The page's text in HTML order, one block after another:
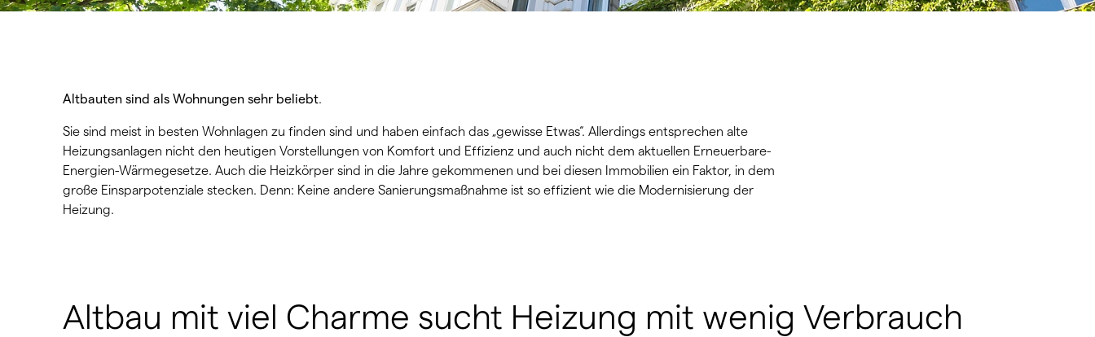
Altbauten sind als Wohnungen sehr beliebt.
Sie sind meist in besten Wohnlagen zu finden sind und haben einfach das „gewisse Etwas“. Allerdings entsprechen alte
Heizungsanlagen nicht den heutigen Vorstellungen von Komfort und Effizienz und auch nicht dem aktuellen Erneuerbare-
Energien-Wärmegesetze. Auch die Heizkörper sind in die Jahre gekommenen und bei diesen Immobilien ein Faktor, in dem
große Einsparpotenziale stecken. Denn: Keine andere Sanierungsmaßnahme ist so effizient wie die Modernisierung der
Heizung.
Altbau mit viel Charme sucht Heizung mit wenig Verbrauch